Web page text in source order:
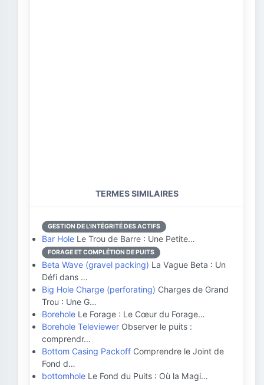
TERMES SIMILAIRES
GESTION DE L'INTÉGRITÉ DES ACTIFS
Bar Hole Le Trou de Barre : Une Petite…
FORAGE ET COMPLÉTION DE PUITS
Beta Wave (gravel packing) La Vague Beta : Un
Défi dans …
Big Hole Charge (perforating) Charges de Grand
Trou : Une G…
Borehole Le Forage : Le Cœur du Forage…
Borehole Televiewer Observer le puits :
comprendr…
Bottom Casing Packoff Comprendre le Joint de
Fond d…
bottomhole Le Fond du Puits : Où la Magi…